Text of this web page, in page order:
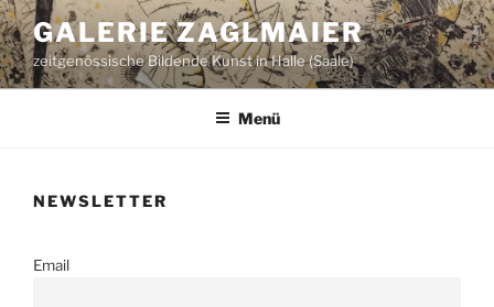
Zum
Inhalt
springen
GALERIE ZAGLMAIER
zeitgenössische Bildende Kunst in Halle (Saale)
Menü
NEWSLETTER
Email